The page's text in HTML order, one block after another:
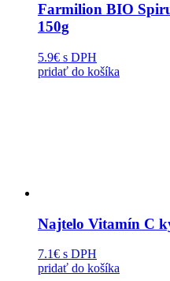
Farmilion BIO
150g
5.9€ s DPH
pridať do košíka
Najtelo Vitamín C
7.1€ s DPH
pridať do košíka